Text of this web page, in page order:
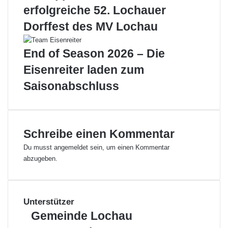
e
e
r
t
ü
b
0
n
e
e
e
d
n
h
i
erfolgreiche 52. Lochauer
Dorffest des MV Lochau
End of Season 2026 – Die
Eisenreiter laden zum
Saisonabschluss
Schreibe einen Kommentar
Du musst angemeldet sein, um einen Kommentar
abzugeben.
Unterstützer
G
Gemeinde Lochau